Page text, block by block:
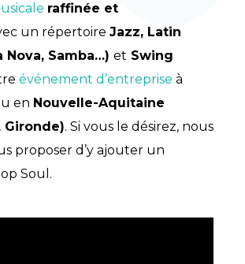
raffinée et
un répertoire Jazz, Latin
Nova, Samba…) et Swing
événement d’entreprise à
en Nouvelle-Aquitaine
Gironde). Si vous le désirez, nous
proposer d’y ajouter un
Soul.